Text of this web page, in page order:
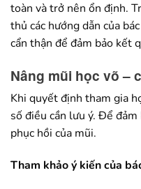
toàn và trở nên ổn định.
thủ các hướng dẫn của
cẩn thận để đảm bảo kết
Nâng mũi học võ –
Khi quyết định tham gia
số điều cần lưu ý. Để
phục hồi của mũi.
Tham khảo ý kiến ​​của